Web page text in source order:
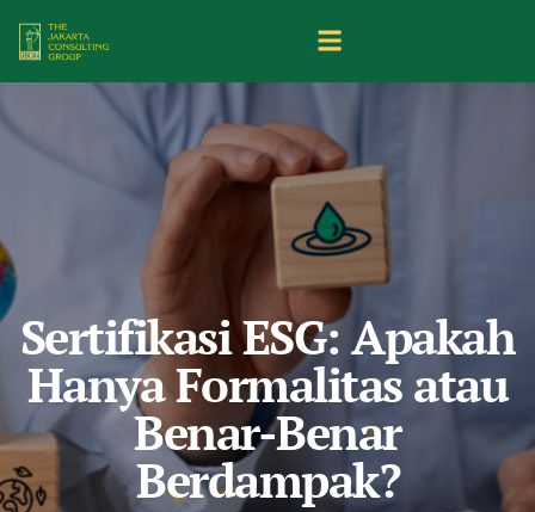
Sertifikasi ESG: Apakah
Hanya Formalitas atau
Benar-Benar
Berdampak?